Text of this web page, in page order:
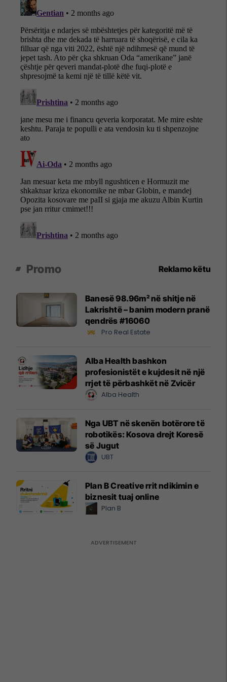
Promo Reklamo këtu
Banesë 98.96m² në shitje në
Lakrishtë – banim modern pranë
qendrës #16060
Pro Real Estate
Alba Health bashkon
profesionistët e kujdesit në një
rrjet të përbashkët në Zvicër
Alba Health
Nga UBT në skenën botërore të
robotikës: Kosova drejt Koresë
së Jugut
UBT
Plan B Creative rrit ndikimin e
biznesit tuaj online
Plan B